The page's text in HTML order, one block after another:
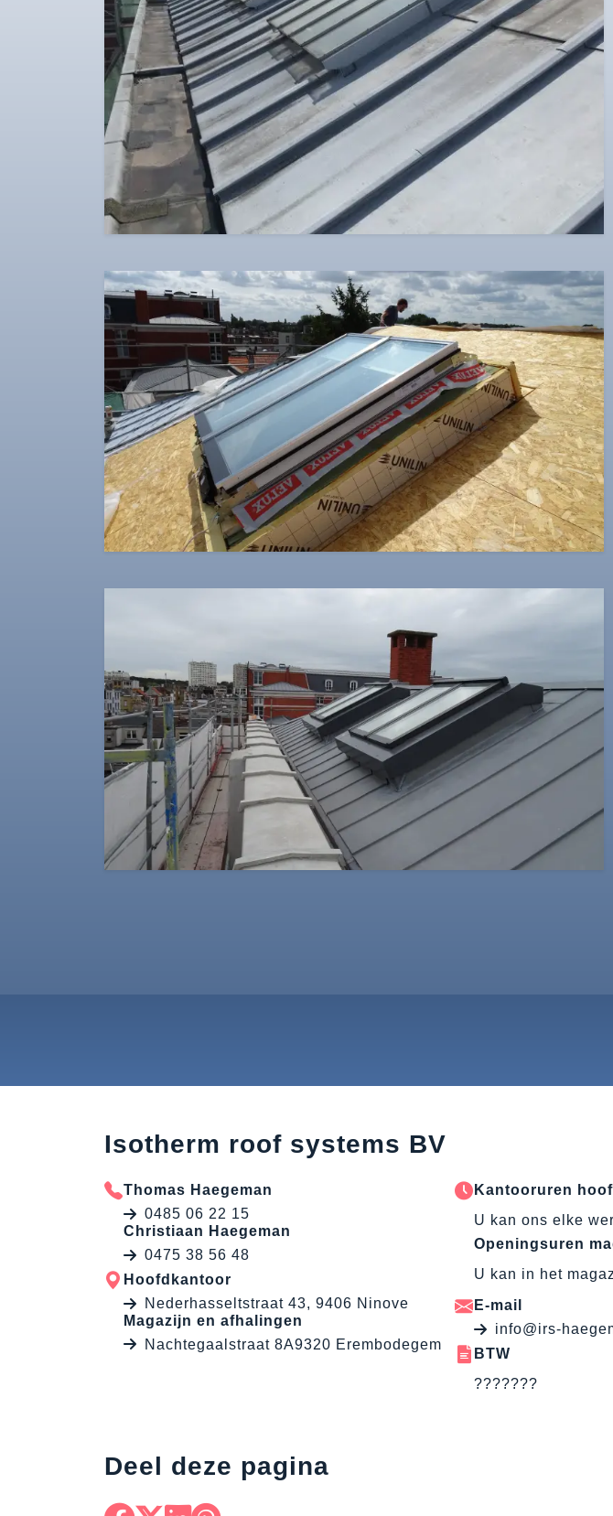
Isotherm roof systems BV
Thomas Haegeman
0485 06 22 15
Christiaan Haegeman
0475 38 56 48
Hoofdkantoor
Nederhasseltstraat 43, 9406 Ninove
Magazijn en afhalingen
Nachtegaalstraat 8A9320 Erembodegem
Kantooruren
U kan ons elke
Openingsuren
U kan in het
E-mail
info@irs-
BTW
???????
Deel deze pagina